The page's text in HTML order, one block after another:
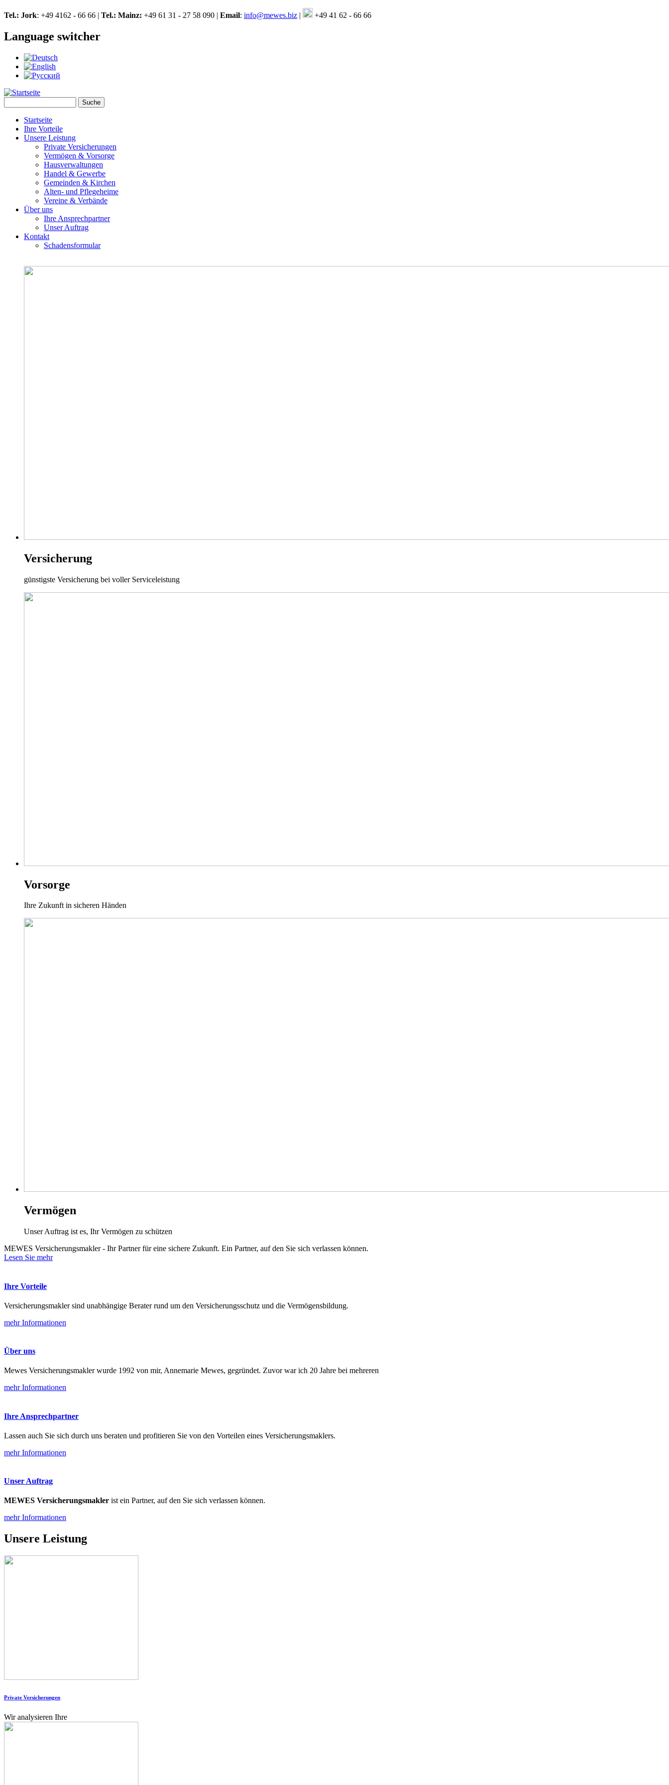
Skip to navigation
Direkt zum Inhalt
Tel.: Jork: +49 4162 - 66 66 | Tel.: Mainz: +49 61 31 - 27 58 090 | Email: info@mewes.biz | +49 41 62 - 66 66
Language switcher
Startseite
Ihre Vorteile
Unsere Leistung
Private Versicherungen
Vermögen & Vorsorge
Hausverwaltungen
Handel & Gewerbe
Gemeinden & Kirchen
Alten- und Pflegeheime
Vereine & Verbände
Über uns
Ihre Ansprechpartner
Unser Auftrag
Kontakt
Schadensformular
Versicherung
günstigste Versicherung bei voller Serviceleistung
Vorsorge
Ihre Zukunft in sicheren Händen
Vermögen
Unser Auftrag ist es, Ihr Vermögen zu schützen
MEWES Versicherungsmakler - Ihr Partner für eine sichere Zukunft. Ein Partner, auf den Sie sich verlassen können.
Lesen Sie mehr
Ihre Vorteile
Versicherungsmakler sind unabhängige Berater rund um den Versicherungsschutz und die Vermögensbildung.
mehr Informationen
Über uns
Mewes Versicherungsmakler wurde 1992 von mir, Annemarie Mewes, gegründet. Zuvor war ich 20 Jahre bei mehreren
mehr Informationen
Ihre Ansprechpartner
Lassen auch Sie sich durch uns beraten und profitieren Sie von den Vorteilen eines Versicherungsmaklers.
mehr Informationen
Unser Auftrag
MEWES Versicherungsmakler ist ein Partner, auf den Sie sich verlassen können.
mehr Informationen
Unsere Leistung
Private Versicherungen
Wir analysieren Ihre